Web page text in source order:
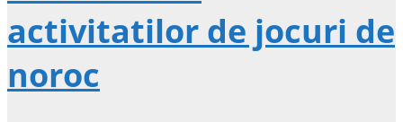
activitatilor de jocuri de
noroc